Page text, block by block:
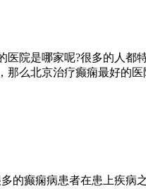
院是哪家呢?很多的人都
么北京治疗癫痫最好的
的癫痫病患者在患上疾病